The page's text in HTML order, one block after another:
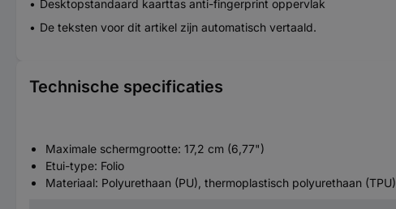
Desktopstandaard kaarttas anti-fingerprint oppervlak
De teksten voor dit artikel zijn automatisch vertaald.
Technische specificaties
Maximale schermgrootte: 17,2 cm (6,77")
Etui-type: Folio
Materiaal: Polyurethaan (PU), thermoplastisch polyurethaan (TPU)